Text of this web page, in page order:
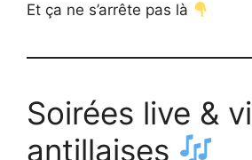
Et ça ne s’arrête pas là
Soirées live &
antillaises